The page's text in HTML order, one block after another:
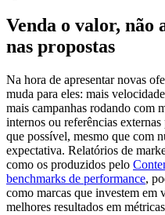
Venda o valor, não
nas propostas
Na hora de apresentar novas
muda para eles: mais
mais campanhas rodando com
internos ou referências
que possível, mesmo que com
expectativa. Relatórios de
como os produzidos pelo
benchmarks de performance,
como marcas que investem em
melhores resultados em